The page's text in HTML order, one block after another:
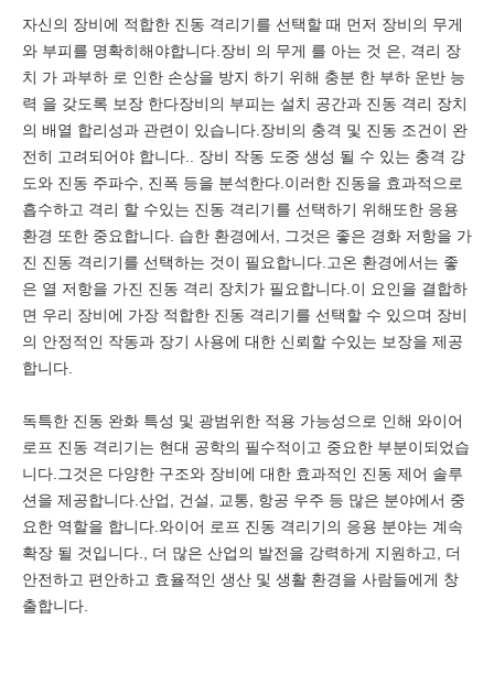
자신의 장비에 적합한 진동 격리기를 선택할 때 먼저 장비의 무게
와 부피를 명확히해야합니다.장비 의 무게 를 아는 것 은, 격리 장
치 가 과부하 로 인한 손상을 방지 하기 위해 충분 한 부하 운반 능
력 을 갖도록 보장 한다장비의 부피는 설치 공간과 진동 격리 장치
의 배열 합리성과 관련이 있습니다.장비의 충격 및 진동 조건이 완
전히 고려되어야 합니다.. 장비 작동 도중 생성 될 수 있는 충격 강
도와 진동 주파수, 진폭 등을 분석한다.이러한 진동을 효과적으로
흡수하고 격리 할 수있는 진동 격리기를 선택하기 위해또한 응용
환경 또한 중요합니다. 습한 환경에서, 그것은 좋은 경화 저항을 가
진 진동 격리기를 선택하는 것이 필요합니다.고온 환경에서는 좋
은 열 저항을 가진 진동 격리 장치가 필요합니다.이 요인을 결합하
면 우리 장비에 가장 적합한 진동 격리기를 선택할 수 있으며 장비
의 안정적인 작동과 장기 사용에 대한 신뢰할 수있는 보장을 제공
합니다.
독특한 진동 완화 특성 및 광범위한 적용 가능성으로 인해 와이어
로프 진동 격리기는 현대 공학의 필수적이고 중요한 부분이되었습
니다.그것은 다양한 구조와 장비에 대한 효과적인 진동 제어 솔루
션을 제공합니다.산업, 건설, 교통, 항공 우주 등 많은 분야에서 중
요한 역할을 합니다.와이어 로프 진동 격리기의 응용 분야는 계속
확장 될 것입니다., 더 많은 산업의 발전을 강력하게 지원하고, 더
안전하고 편안하고 효율적인 생산 및 생활 환경을 사람들에게 창
출합니다.